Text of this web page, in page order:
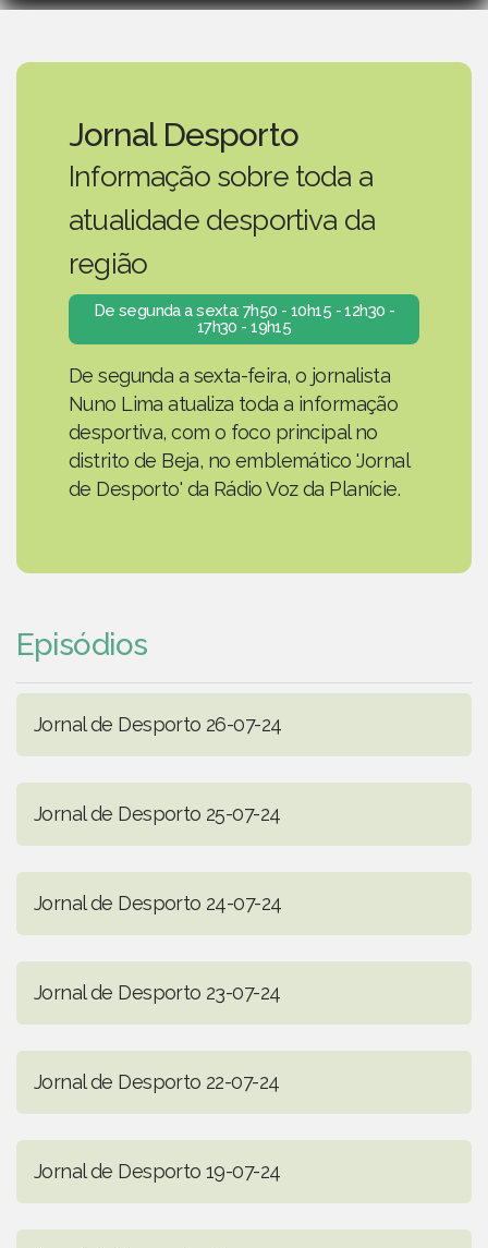
Jornal Desporto
Informação sobre toda a
atualidade desportiva da
região
De segunda a sexta: 7h50 - 10h15 - 12h30 -
17h30 - 19h15
De segunda a sexta-feira, o jornalista
Nuno Lima atualiza toda a informação
desportiva, com o foco principal no
distrito de Beja, no emblemático 'Jornal
de Desporto' da Rádio Voz da Planície.
Episódios
Jornal de Desporto 26-07-24
Jornal de Desporto 25-07-24
Jornal de Desporto 24-07-24
Jornal de Desporto 23-07-24
Jornal de Desporto 22-07-24
Jornal de Desporto 19-07-24